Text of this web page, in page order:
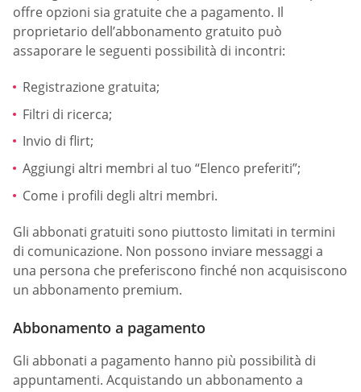
offre opzioni sia gratuite che a pagamento. Il
proprietario dell’abbonamento gratuito può
assaporare le seguenti possibilità di incontri:
Registrazione gratuita;
Filtri di ricerca;
Invio di flirt;
Aggiungi altri membri al tuo “Elenco preferiti”;
Come i profili degli altri membri.
Gli abbonati gratuiti sono piuttosto limitati in termini
di comunicazione. Non possono inviare messaggi a
una persona che preferiscono finché non acquisiscono
un abbonamento premium.
Abbonamento a pagamento
Gli abbonati a pagamento hanno più possibilità di
appuntamenti. Acquistando un abbonamento a